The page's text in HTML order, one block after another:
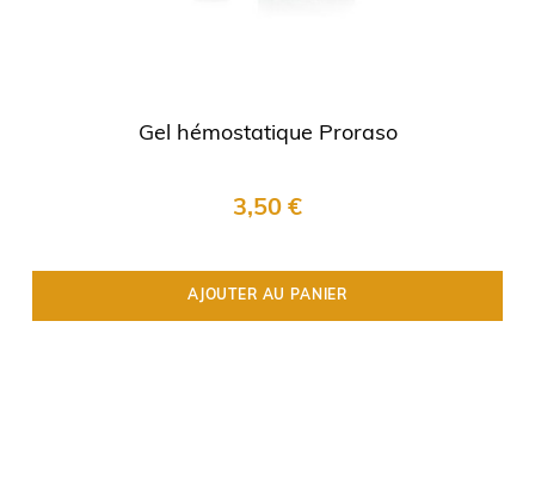
Gel hémostatique Proraso
3,50 €
AJOUTER AU PANIER